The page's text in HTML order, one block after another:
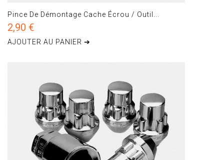
Pince De Démontage Cache Écrou / Outil...
2,90 €
AJOUTER AU PANIER ➔